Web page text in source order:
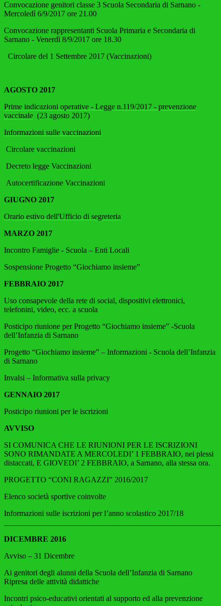
Convocazione genitori classe 3 Scuola Secondaria di Sarnano -
Mercoledì 6/9/2017 ore 21.00
Convocazione rappresentanti Scuola Primaria e Secondaria di
Sarnano - Venerdì 8/9/2017 ore 18.30
Circolare del 1 Settembre 2017 (Vaccinazioni)
AGOSTO 2017
Prime indicazioni operative - Legge n.119/2017 - prevenzione
vaccinale (23 agosto 2017)
Informazioni sulle vaccinazioni
Circolare vaccinazioni
Decreto legge Vaccinazioni
Autocertificazione Vaccinazioni
GIUGNO 2017
Orario estivo dell'Ufficio di segreteria
MARZO 2017
Incontro Famiglie - Scuola – Enti Locali
Sospensione Progetto “Giochiamo insieme”
FEBBRAIO 2017
Uso consapevole della rete di social, dispositivi elettronici,
telefonini, video, ecc. a scuola
Posticipo riunione per Progetto “Giochiamo insieme” -Scuola
dell’Infanzia di Sarnano
Progetto “Giochiamo insieme” – Informazioni - Scuola dell’Infanzia
di Sarnano
Invalsi – Informativa sulla privacy
GENNAIO 2017
Posticipo riunioni per le iscrizioni
AVVISO
SI COMUNICA CHE LE RIUNIONI PER LE ISCRIZIONI
SONO RIMANDATE A MERCOLEDI’ 1 FEBBRAIO, nei plessi
distaccati, E GIOVEDI’ 2 FEBBRAIO, a Sarnano, alla stessa ora.
PROGETTO “CONI RAGAZZI” 2016/2017
Elenco società sportive coinvolte
Informazioni sulle iscrizioni per l’anno scolastico 2017/18
DICEMBRE 2016
Avviso – 31 Dicembre
Ai genitori degli alunni della Scuola dell’Infanzia di Sarnano
Ripresa delle attività didattiche
Incontri psico-educativi orientati al supporto ed alla prevenzione